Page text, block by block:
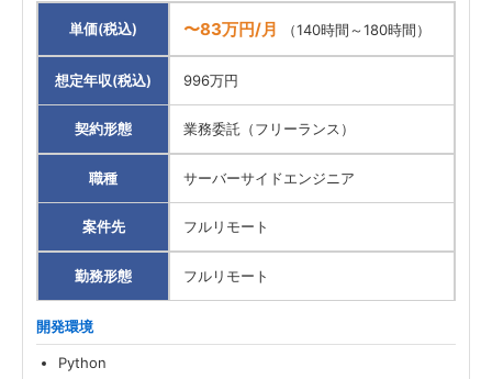
単価(税込) 〜83万円/月 （140時間～180時間）
想定年収(税込) 996万円
契約形態 業務委託（フリーランス）
職種 サーバーサイドエンジニア
案件先 フルリモート
勤務形態 フルリモート
開発環境
Python